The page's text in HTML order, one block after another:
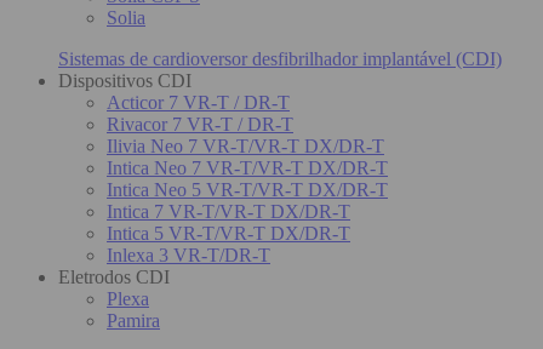
Solia
Sistemas de cardioversor desfibrilhador implantável (CDI)
Dispositivos CDI
Acticor 7 VR-T / DR-T
Rivacor 7 VR-T / DR-T
Ilivia Neo 7 VR-T/VR-T DX/DR-T
Intica Neo 7 VR-T/VR-T DX/DR-T
Intica Neo 5 VR-T/VR-T DX/DR-T
Intica 7 VR-T/VR-T DX/DR-T
Intica 5 VR-T/VR-T DX/DR-T
Inlexa 3 VR-T/DR-T
Eletrodos CDI
Plexa
Pamira